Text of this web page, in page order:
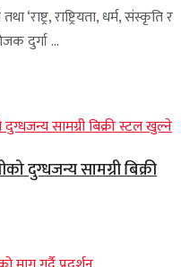
राष्ट्रियता, धर्म, संस्कृति र
दुर्गा ...
दुग्धजन्य सामग्री बिक्री